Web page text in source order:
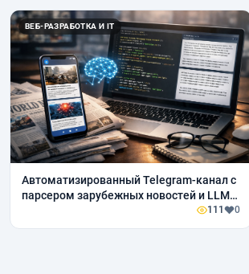
ВЕБ-РАЗРАБОТКА И IT
Автоматизированный Telegram-канал с
парсером зарубежных новостей и LLM-
111 0